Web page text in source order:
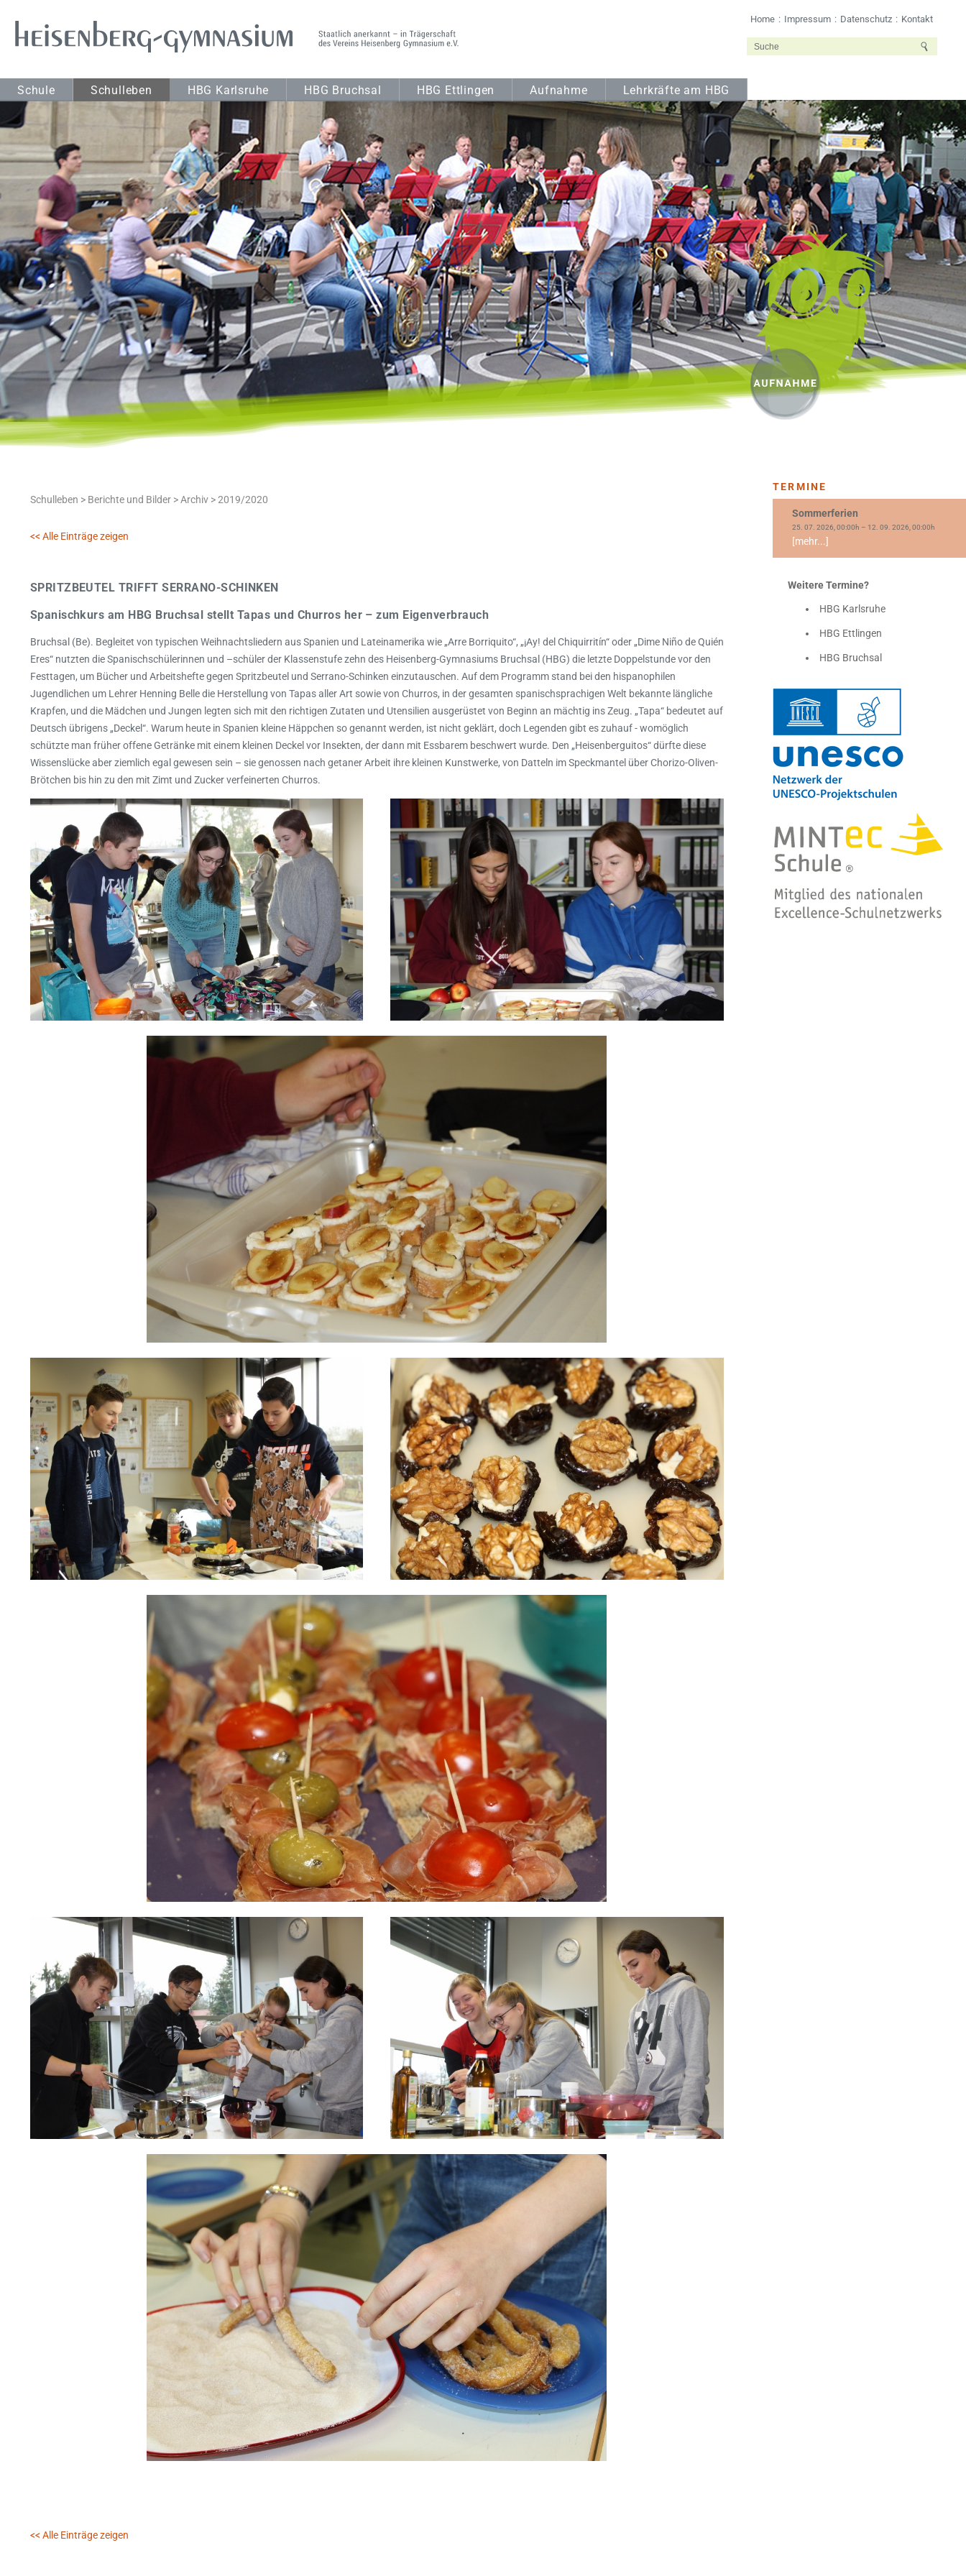
Home Impressum Datenschutz Kontakt
Schule Schulleben HBG Karlsruhe HBG Bruchsal HBG Ettlingen Aufnahme Lehrkräfte am HBG
Schulleben > Berichte und Bilder>Archiv>2019/2020
<< Alle Einträge zeigen
SPRITZBEUTEL TRIFFT SERRANO-SCHINKEN
Spanischkurs am HBG Bruchsal stellt Tapas und Churros her – zum Eigenverbrauch
Bruchsal (Be). Begleitet von typischen Weihnachtsliedern aus Spanien und Lateinamerika wie „Arre Borriquito“, „¡Ay! del Chiquirritín“ oder „Dime Niño de Quién
Eres“ nutzten die Spanischschülerinnen und –schüler der Klassenstufe zehn des Heisenberg-Gymnasiums Bruchsal (HBG) die letzte Doppelstunde vor den
Festtagen, um Bücher und Arbeitshefte gegen Spritzbeutel und Serrano-Schinken einzutauschen. Auf dem Programm stand bei den hispanophilen
Jugendlichen um Lehrer Henning Belle die Herstellung von Tapas aller Art sowie von Churros, in der gesamten spanischsprachigen Welt bekannte längliche
Krapfen, und die Mädchen und Jungen legten sich mit den richtigen Zutaten und Utensilien ausgerüstet von Beginn an mächtig ins Zeug. „Tapa“ bedeutet auf
Deutsch übrigens „Deckel“. Warum heute in Spanien kleine Häppchen so genannt werden, ist nicht geklärt, doch Legenden gibt es zuhauf - womöglich
schützte man früher offene Getränke mit einem kleinen Deckel vor Insekten, der dann mit Essbarem beschwert wurde. Den „Heisenberguitos“ dürfte diese
Wissenslücke aber ziemlich egal gewesen sein – sie genossen nach getaner Arbeit ihre kleinen Kunstwerke, von Datteln im Speckmantel über Chorizo-Oliven-
Brötchen bis hin zu den mit Zimt und Zucker verfeinerten Churros.
<< Alle Einträge zeigen
TERMINE
Sommerferien
25. 07. 2026, 00:00h – 12. 09. 2026, 00:00h
[mehr...]
Weitere Termine?
HBG Karlsruhe
HBG Ettlingen
HBG Bruchsal